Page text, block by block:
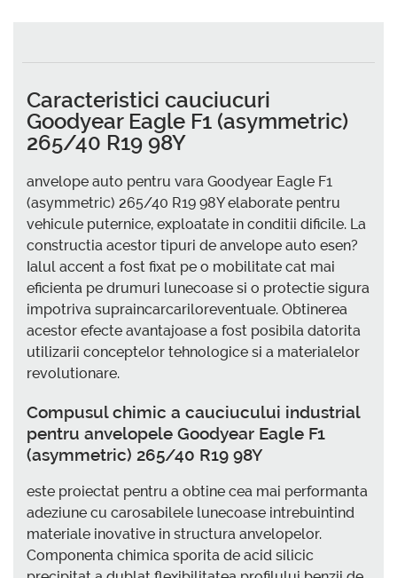
Caracteristici cauciucuri
Goodyear Eagle F1 (asymmetric)
265/40 R19 98Y
anvelope auto pentru vara Goodyear Eagle F1
(asymmetric) 265/40 R19 98Y elaborate pentru
vehicule puternice, exploatate in conditii dificile. La
constructia acestor tipuri de anvelope auto esen?
Ialul accent a fost fixat pe o mobilitate cat mai
eficienta pe drumuri lunecoase si o protectie sigura
impotriva supraincarcariloreventuale. Obtinerea
acestor efecte avantajoase a fost posibila datorita
utilizarii conceptelor tehnologice si a materialelor
revolutionare.
Compusul chimic a cauciucului industrial
pentru anvelopele Goodyear Eagle F1
(asymmetric) 265/40 R19 98Y
este proiectat pentru a obtine cea mai performanta
adeziune cu carosabilele lunecoase intrebuintind
materiale inovative in structura anvelopelor.
Componenta chimica sporita de acid silicic